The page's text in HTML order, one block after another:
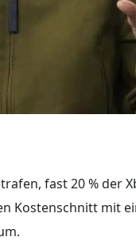
fast 20 % der
Kostenschnitt mit